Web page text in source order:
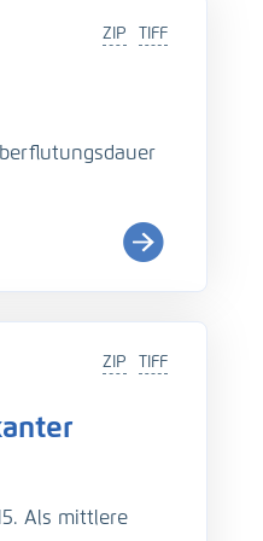
TIFF
ZIP
Tidekennwer
An
TIFF
ZIP
Als mittlere